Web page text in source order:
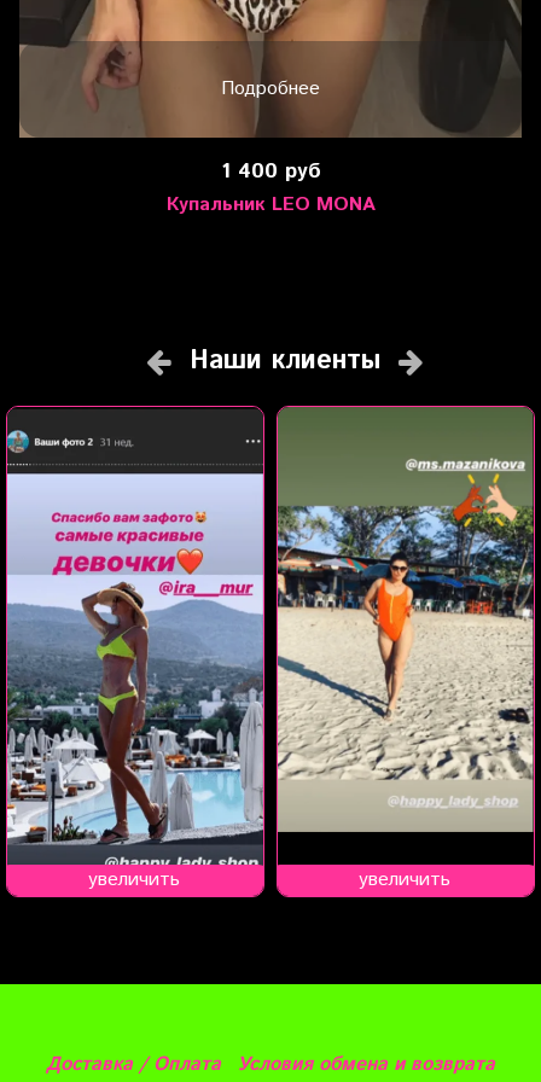
Подробнее
1 400 руб
Купальник LEO MONA
Наши клиенты
увеличить увеличить
Доставка / Оплата Условия обмена и возврата